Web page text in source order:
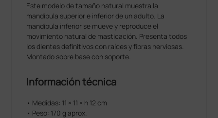
Este modelo de tamaño natural muestra la
mandíbula superior e inferior de un adulto. La
mandíbula inferior se mueve y reproduce el
movimiento natural de masticación. Presenta todos
los dientes definitivos con raíces y fibras nerviosas.
Montado sobre base con soporte.
Información técnica
• Medidas: 11 × 11 × h 12 cm
• Peso: 170 g aprox.